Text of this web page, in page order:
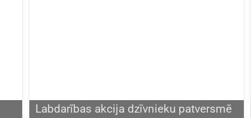
Labdarības akcija dzīvnieku patversmē